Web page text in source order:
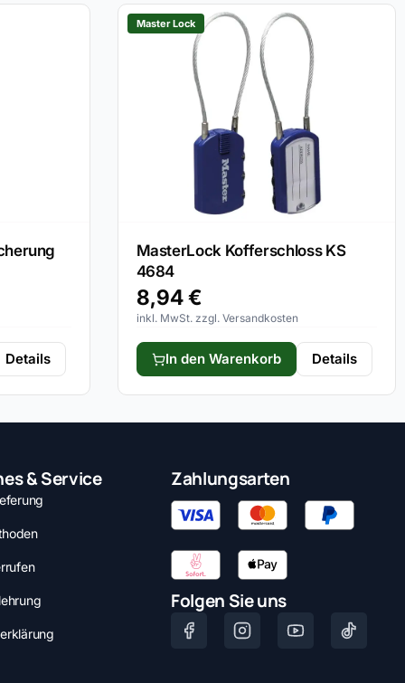
Details
Master Lock
MasterLock Kofferschloss KS
4684
8,94€
inkl. MwSt. zzgl. Versandkosten
In den Warenkorb Details
& Service Zahlungsarten
Folgen Sie uns